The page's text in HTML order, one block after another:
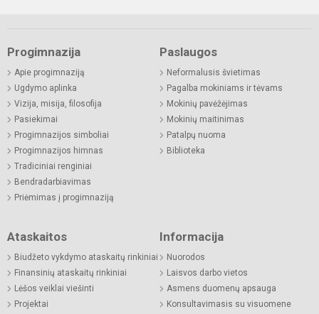
Progimnazija
Apie progimnaziją
Ugdymo aplinka
Vizija, misija, filosofija
Pasiekimai
Progimnazijos simboliai
Progimnazijos himnas
Tradiciniai renginiai
Bendradarbiavimas
Priėmimas į progimnaziją
Paslaugos
Neformalusis švietimas
Pagalba mokiniams ir tėvams
Mokinių pavėžėjimas
Mokinių maitinimas
Patalpų nuoma
Biblioteka
Ataskaitos
Biudžeto vykdymo ataskaitų rinkiniai
Finansinių ataskaitų rinkiniai
Lėšos veiklai viešinti
Projektai
Informacija
Nuorodos
Laisvos darbo vietos
Asmens duomenų apsauga
Konsultavimasis su visuomene